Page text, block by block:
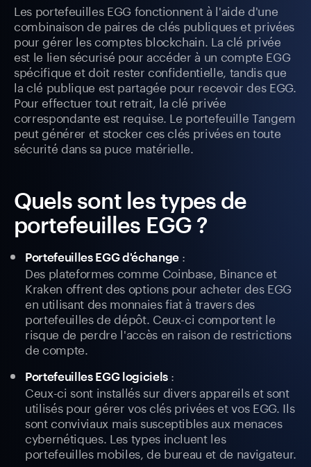
Les portefeuilles EGG fonctionnent à l'aide d'une
combinaison de paires de clés publiques et privées
pour gérer les comptes blockchain. La clé privée
est le lien sécurisé pour accéder à un compte EGG
spécifique et doit rester confidentielle, tandis que
la clé publique est partagée pour recevoir des EGG.
Pour effectuer tout retrait, la clé privée
correspondante est requise. Le portefeuille Tangem
peut générer et stocker ces clés privées en toute
sécurité dans sa puce matérielle.
Quels sont les types de
portefeuilles EGG ?
Portefeuilles EGG d'échange:
Des plateformes comme Coinbase, Binance et
Kraken offrent des options pour acheter des EGG
en utilisant des monnaies fiat à travers des
portefeuilles de dépôt. Ceux-ci comportent le
risque de perdre l'accès en raison de restrictions
de compte.
Portefeuilles EGG logiciels:
Ceux-ci sont installés sur divers appareils et sont
utilisés pour gérer vos clés privées et vos EGG. Ils
sont conviviaux mais susceptibles aux menaces
cybernétiques. Les types incluent les
portefeuilles mobiles, de bureau et de navigateur.